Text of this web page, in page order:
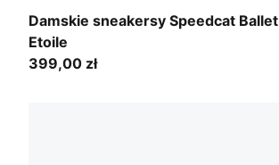
Damskie sneakersy Speedcat Ballet
Etoile
Puma Black
399,00 zł